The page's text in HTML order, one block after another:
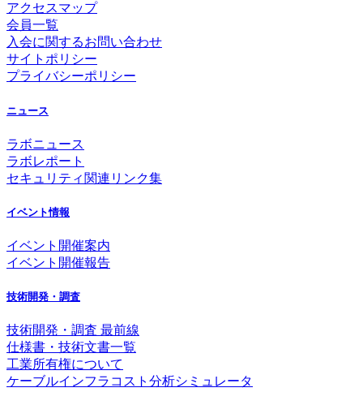
アクセスマップ
会員一覧
入会に関するお問い合わせ
サイトポリシー
プライバシーポリシー
ニュース
ラボニュース
ラボレポート
セキュリティ関連リンク集
イベント情報
イベント開催案内
イベント開催報告
技術開発・調査
技術開発・調査 最前線
仕様書・技術文書一覧
工業所有権について
ケーブルインフラコスト分析シミュレータ